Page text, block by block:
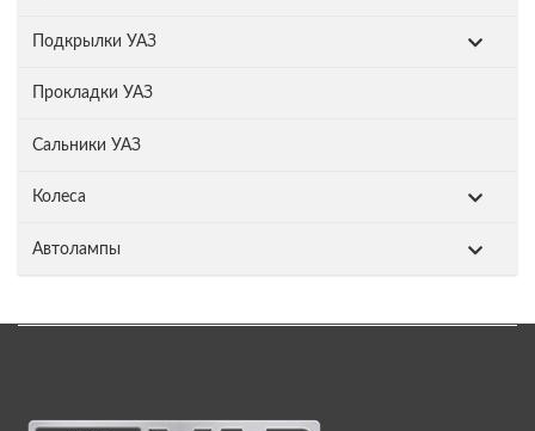
Подкрылки УАЗ
Прокладки УАЗ
Сальники УАЗ
Колеса
Автолампы